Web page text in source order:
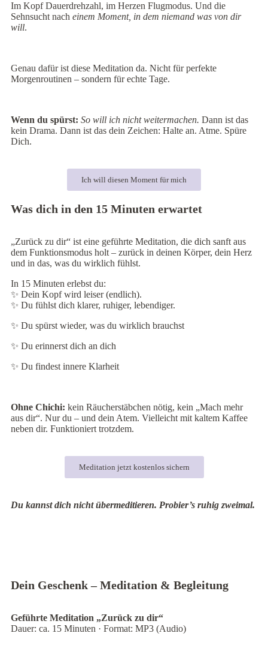
Im Kopf Dauerdrehzahl, im Herzen Flugmodus. Und die
Sehnsucht nach einem Moment, in dem niemand was von dir
will.
Genau dafür ist diese Meditation da. Nicht für perfekte
Morgenroutinen – sondern für echte Tage.
Wenn du spürst: So will ich nicht weitermachen. Dann ist das
kein Drama. Dann ist das dein Zeichen: Halte an. Atme. Spüre
Dich.
Ich will diesen Moment für mich
Was dich in den 15 Minuten erwartet
„Zurück zu dir“ ist eine geführte Meditation, die dich sanft aus
dem Funktionsmodus holt – zurück in deinen Körper, dein Herz
und in das, was du wirklich fühlst.
In 15 Minuten erlebst du:
✨ Dein Kopf wird leiser (endlich).
✨ Du fühlst dich klarer, ruhiger, lebendiger.
✨ Du spürst wieder, was du wirklich brauchst
✨ Du erinnerst dich an dich
✨ Du findest innere Klarheit
Ohne Chichi: kein Räucherstäbchen nötig, kein „Mach mehr
aus dir“. Nur du – und dein Atem. Vielleicht mit kaltem Kaffee
neben dir. Funktioniert trotzdem.
Meditation jetzt kostenlos sichern
Du kannst dich nicht übermeditieren. Probier’s ruhig zweimal.
Dein Geschenk – Meditation & Begleitung
Geführte Meditation „Zurück zu dir“
Dauer: ca. 15 Minuten · Format: MP3 (Audio)